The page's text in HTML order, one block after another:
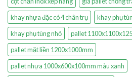
khay nhựa đặc có 4 chân trụ
khay phụ
khay phụ tùng nhỏ
pallet
pallet mặt liền 1200x1000mm
pallet nhựa 1000x600x100mm màu xanh